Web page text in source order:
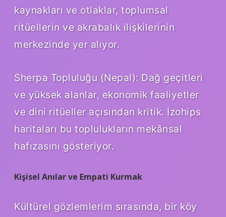
kaynakları ve otlaklar, toplumsal
ritüellerin ve akrabalık ilişkilerinin
merkezinde yer alıyor.
Sherpa Topluluğu (Nepal): Dağ geçitleri
ve yüksek alanlar, ekonomik faaliyetler
ve dini ritüeller açısından kritik. İzohips
haritaları bu toplulukların mekânsal
hafızasını gösteriyor.
Kişisel Anılar ve Empati Kurmak
Kültürel gözlemlerim sırasında, bir köy